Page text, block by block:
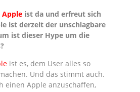
Apple ist da und erfreut sich
ist derzeit der unschlagbare
ist dieser Hype um die
ist es, dem User alles so
Und das stimmt auch.
einen Apple anzuschaffen,